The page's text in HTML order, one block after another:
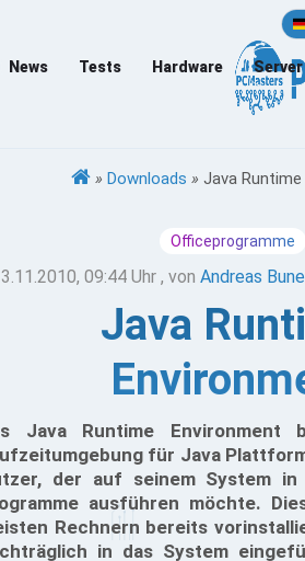
News Tests Hardware Server
» Downloads » Java
Officeprogramme
09:44 Uhr , vonAndreas
Java
Java Runtime Environment
für Java
der auf seinem System in
ausführen möchte.
Rechnern bereits
in das System